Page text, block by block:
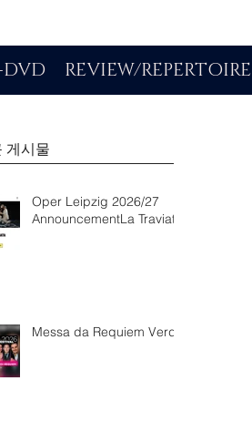
REVIEW/REPERTOIRE
게시물
Oper Leipzig 2026/27
AnnouncementLa Traviata
Messa da Requiem Verdi